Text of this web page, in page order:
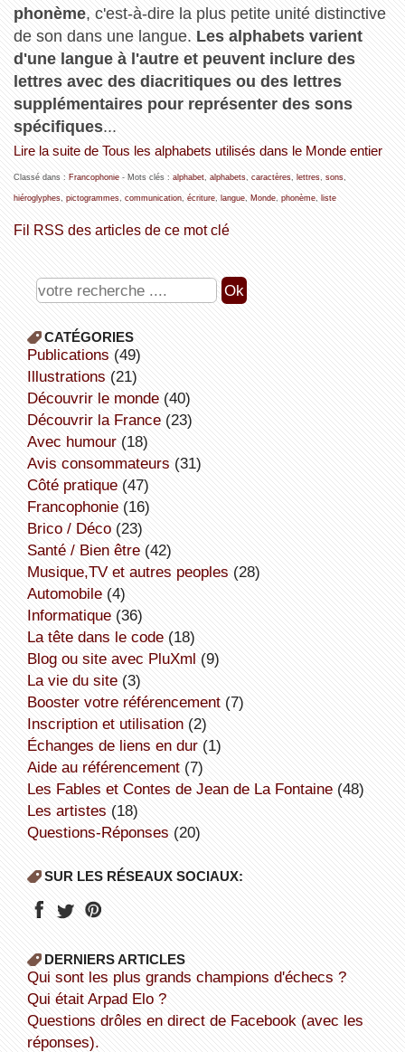
phonème, c'est-à-dire la plus petite unité distinctive
de son dans une langue. Les alphabets varient
d'une langue à l'autre et peuvent inclure des
lettres avec des diacritiques ou des lettres
supplémentaires pour représenter des sons
spécifiques...
Lire la suite de Tous les alphabets utilisés dans le Monde entier
Classé dans : Francophonie- Mots clés : alphabet, alphabets, caractères, lettres, sons,
hiéroglyphes, pictogrammes, communication, écriture, langue, Monde, phonème, liste
Fil RSS des articles de ce mot clé
CATÉGORIES
publications (49)
illustrations (21)
découvrir le monde(40)
découvrir la France(23)
avec humour(18)
avis consommateurs (31)
côté pratique(47)
Francophonie(16)
Brico / Déco(23)
Santé / Bien être(42)
Musique,TV et autres peoples (28)
Automobile(4)
informatique(36)
la tête dans le code(18)
Blog ou site avec PluXml (9)
la vie du site(3)
booster votre référencement(7)
inscription et utilisation(2)
échanges de liens en dur(1)
aide au référencement(7)
Les Fables et Contes de Jean de La Fontaine(48)
Les artistes (18)
Questions-Réponses (20)
SUR LES RÉSEAUX SOCIAUX:
DERNIERS ARTICLES
Qui sont les plus grands champions d'échecs ?
Qui était Arpad Elo ?
Questions drôles en direct de Facebook (avec les
réponses).